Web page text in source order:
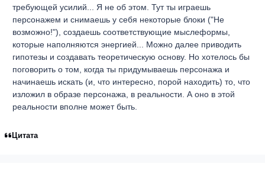
требующей усилий... Я не об этом. Тут ты играешь
персонажем и снимаешь у себя некоторые блоки ("Не
возможно!"), создаешь соответствующие мыслеформы,
которые наполняются энергией... Можно далее приводить
гипотезы и создавать теоретическую основу. Но хотелось бы
поговорить о том, когда ты придумываешь персонажа и
начинаешь искать (и, что интересно, порой находить) то, что
изложил в образе персонажа, в реальности. А оно в этой
реальности вполне может быть.
Цитата